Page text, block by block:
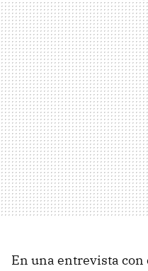
En una entrevista